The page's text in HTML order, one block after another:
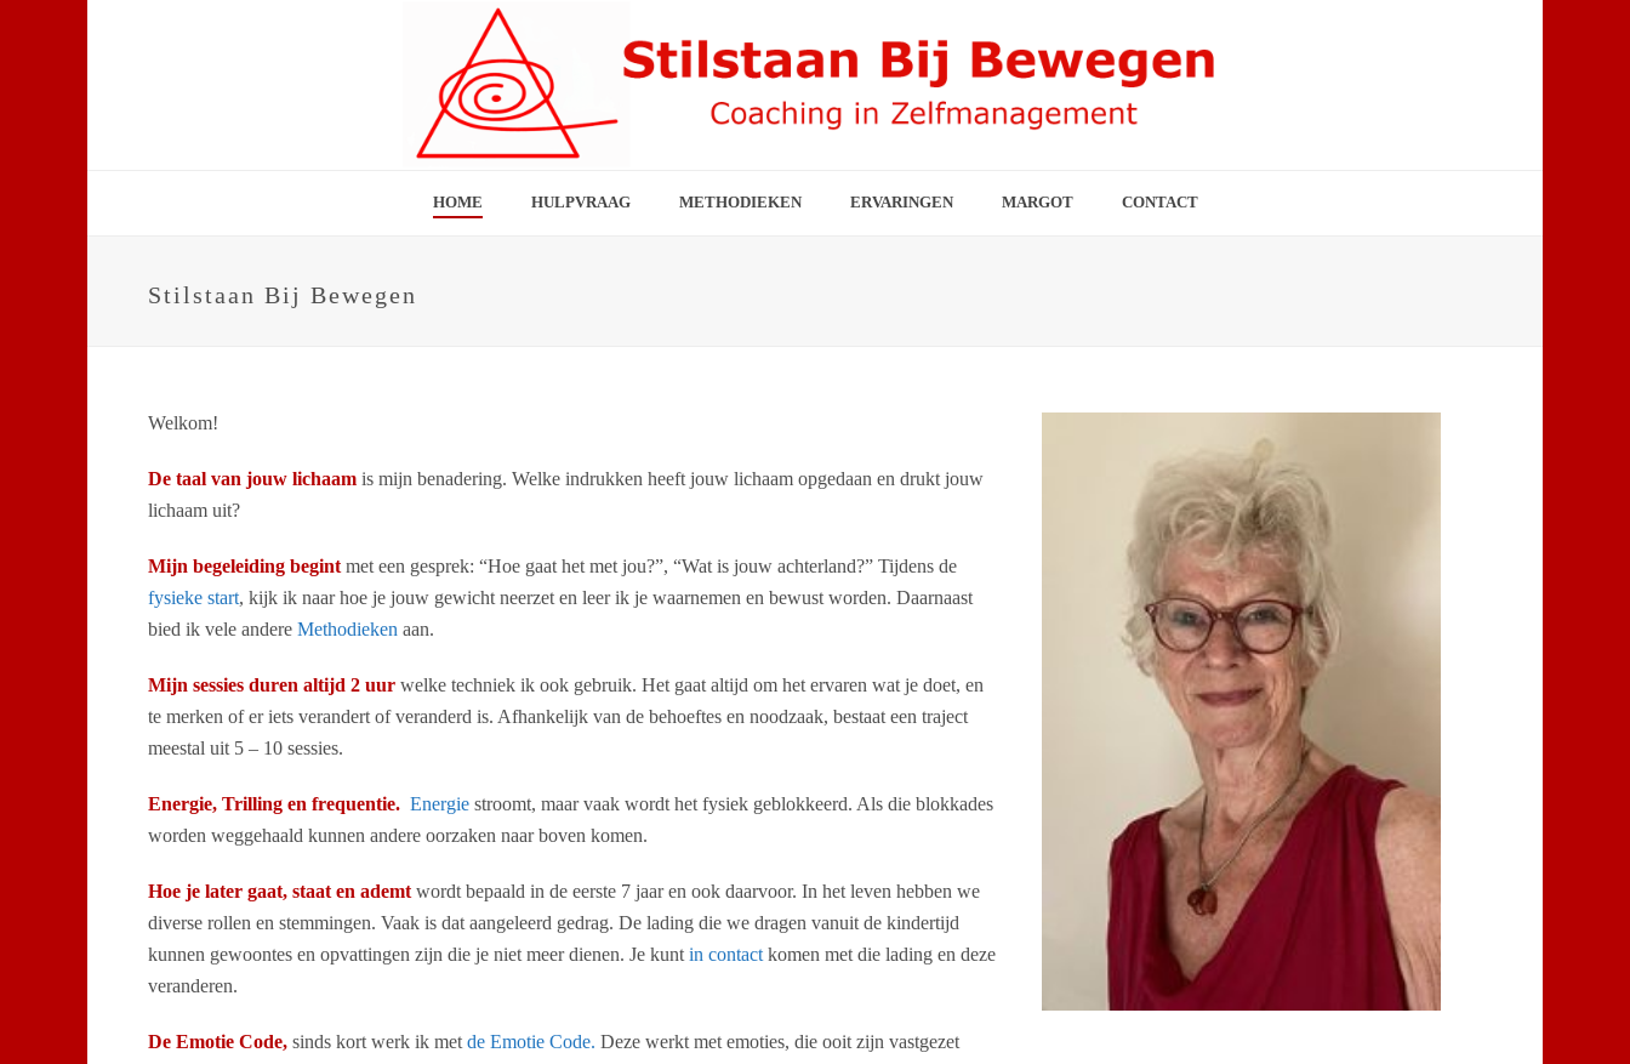
HOME HULPVRAAG METHODIEKEN ERVARINGEN MARGOT CONTACT
Stilstaan Bij Bewegen
Welkom!
De taal van jouw lichaam is mijn benadering. Welke indrukken heeft jouw lichaam opgedaan en drukt jouw
lichaam uit?
Mijn begeleiding begint met een gesprek: “Hoe gaat het met jou?”, “Wat is jouw achterland?” Tijdens de
fysieke start, kijk ik naar hoe je jouw gewicht neerzet en leer ik je waarnemen en bewust worden. Daarnaast
bied ik vele andere Methodieken aan.
Mijn sessies duren altijd 2 uur welke techniek ik ook gebruik. Het gaat altijd om het ervaren wat je doet, en
te merken of er iets verandert of veranderd is. Afhankelijk van de behoeftes en noodzaak, bestaat een traject
meestal uit 5 – 10 sessies.
Energie, Trilling en frequentie. Energie stroomt, maar vaak wordt het fysiek geblokkeerd. Als die blokkades
worden weggehaald kunnen andere oorzaken naar boven komen.
Hoe je later gaat, staat en ademt wordt bepaald in de eerste 7 jaar en ook daarvoor. In het leven hebben we
diverse rollen en stemmingen. Vaak is dat aangeleerd gedrag. De lading die we dragen vanuit de kindertijd
kunnen gewoontes en opvattingen zijn die je niet meer dienen. Je kunt in contact komen met die lading en deze
veranderen.
De Emotie Code, sinds kort werk ik met de Emotie Code. Deze werkt met emoties, die ooit zijn vastgezet